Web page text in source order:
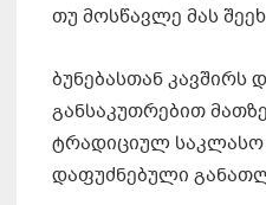
თუ მოსწავლე მას
ბუნებასთან
განსაკუთრებით
ტრადიციულ საკლასო
დაფუძნებული